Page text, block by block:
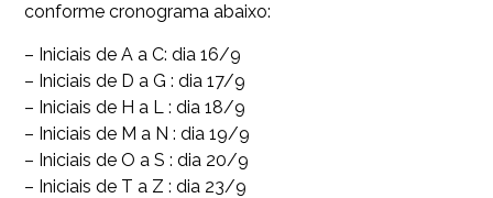
conforme cronograma abaixo:
– Iniciais de A a C: dia 16/9
– Iniciais de D a G : dia 17/9
– Iniciais de H a L : dia 18/9
– Iniciais de M a N : dia 19/9
– Iniciais de O a S : dia 20/9
– Iniciais de T a Z : dia 23/9